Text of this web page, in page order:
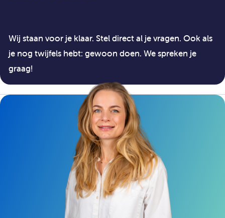
Wij staan voor je klaar. Stel direct al je vragen. Ook als
je nog twijfels hebt: gewoon doen. We spreken je
graag!